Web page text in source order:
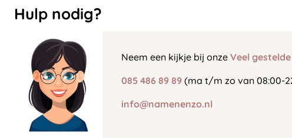
Hulp nodig?
Neem een kijkje bij onze Veel
085 486 89 89 (ma t/m zo van 08:00-
info@namenenzo.nl